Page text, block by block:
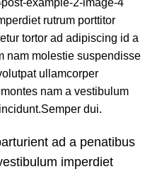
rutrum porttitor
tortor ad adipiscing id a
nam molestie suspendisse
ullamcorper
nam a vestibulum
dui.
ad a penatibus
imperdiet